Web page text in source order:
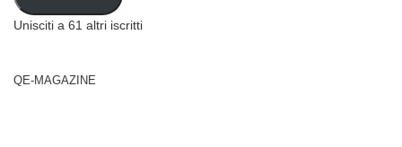
Unisciti a 61 altri iscritti
QE-MAGAZINE